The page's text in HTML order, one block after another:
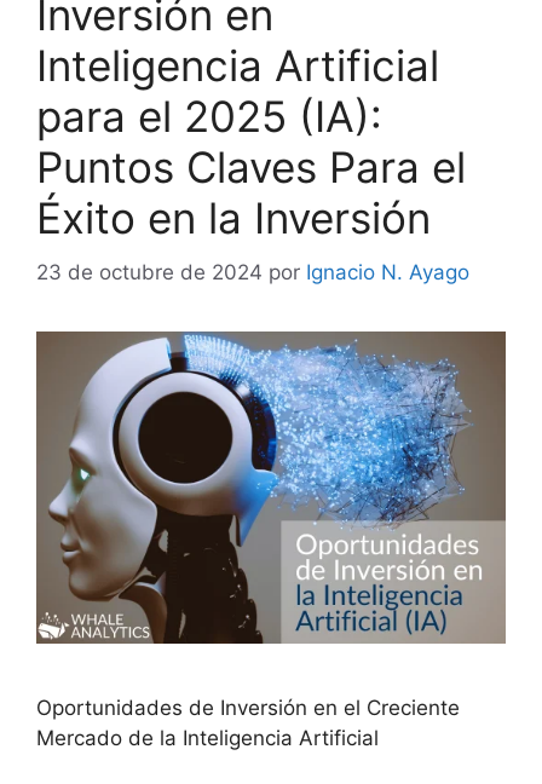
Inversión en
Inteligencia Artificial
para el 2025 (IA):
Puntos Claves Para el
Éxito en la Inversión
23 de octubre de 2024 por Ignacio N. Ayago
Oportunidades de Inversión en el Creciente
Mercado de la Inteligencia Artificial